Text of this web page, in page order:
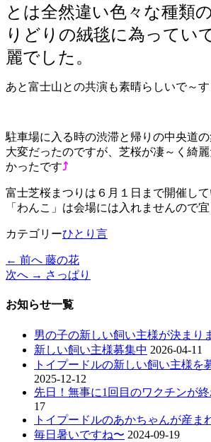
とは全然違い色々な種類
りどりの絨毯に為って
麗でした。
あと富士山との共演も素晴らしいで～す
駐車場に入る時の渋滞と帰りの中央道
大変だったのですが、芝桜が凄～く綺
かったです⤴
富士芝桜まつりは６月１日まで開催して
「わんこ」は会場には入れませんので
カテゴリーひとり言
投
稿
ナ
← 前へ 過
去
投
藤の花
次へ → 次
投
さっぱり
お知らせ一覧
男の子の新しい飼い主様が決まり
新しい飼い主様募集中 2026-04-11
トイプードルの新しい飼い主様を
2025-12-12
先日！無事に1回目のワクチンが
17
トイプードルのあかちゃんが産ま
毎日暑いですね〜 2024-09-19